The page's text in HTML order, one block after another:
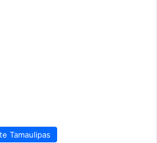
Tamaulipas